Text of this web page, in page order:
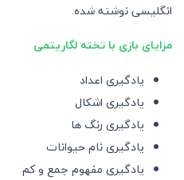
انگلیسی نوشته شده.
مزایای بازی با تخته لگاریتمی
یادگیری اعداد
یادگیری اشکال
یادگیری رنگ ها
یادگیری نام حیوانات
یادگیری مفهوم جمع و کم